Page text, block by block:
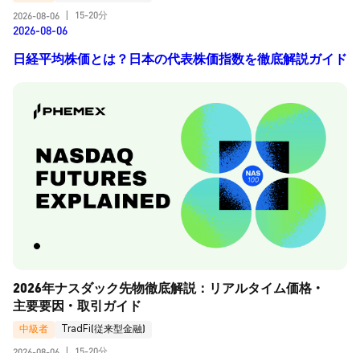
2026-08-06
15-20分
2026-08-06
日経平均株価とは？日本の代表株価指数を徹底解説ガイド
2026年ナスダック先物徹底解説：リアルタイム価格・
主要要因・取引ガイド
中級者
TradFi(従来型金融)